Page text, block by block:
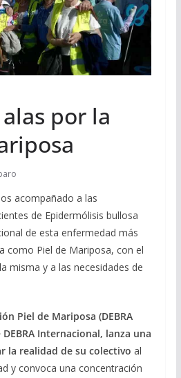
por la
acompañado a las
de Epidermólisis bullosa
de esta enfermedad más
como Piel de Mariposa, con el
misma y a las necesidades de
Piel de Mariposa (DEBRA
Internacional, lanza una
la realidad de su colectivo al
y convoca una concentración